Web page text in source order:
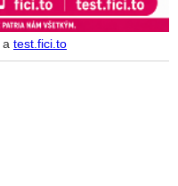
a test.fici.to